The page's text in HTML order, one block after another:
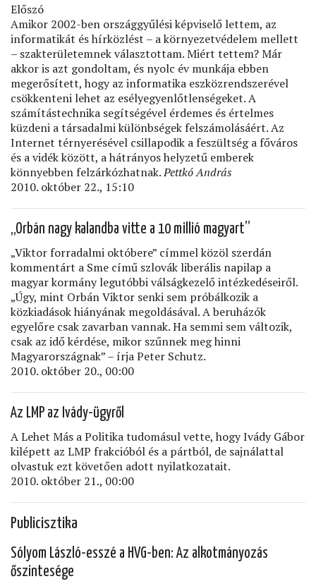
Előszó
Amikor 2002-ben országgyűlési képviselő lettem, az
informatikát és hírközlést – a környezetvédelem mellett
– szakterületemnek választottam. Miért tettem? Már
akkor is azt gondoltam, és nyolc év munkája ebben
megerősített, hogy az informatika eszközrendszerével
csökkenteni lehet az esélyegyenlőtlenségeket. A
számítástechnika segítségével érdemes és értelmes
küzdeni a társadalmi különbségek felszámolásáért. Az
Internet térnyerésével csillapodik a feszültség a főváros
és a vidék között, a hátrányos helyzetű emberek
könnyebben felzárkózhatnak.Pettkó András
2010. október 22., 15:10
„Orbán nagy kalandba vitte a 10 millió magyart”
„Viktor forradalmi októbere” címmel közöl szerdán
kommentárt a Sme című szlovák liberális napilap a
magyar kormány legutóbbi válságkezelő intézkedéseiről.
„Úgy, mint Orbán Viktor senki sem próbálkozik a
közkiadások hiányának megoldásával. A beruházók
egyelőre csak zavarban vannak. Ha semmi sem változik,
csak az idő kérdése, mikor szűnnek meg hinni
Magyarországnak” – írja Peter Schutz.
2010. október 20., 00:00
Az LMP az Ivády-ügyről
A Lehet Más a Politika tudomásul vette, hogy Ivády Gábor
kilépett az LMP frakcióból és a pártból, de sajnálattal
olvastuk ezt követően adott nyilatkozatait.
2010. október 21., 00:00
Publicisztika
Sólyom László-esszé a HVG-ben: Az alkotmányozás
őszintesége